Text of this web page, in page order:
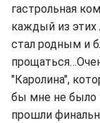
гастрольная
каждый из
стал родным и
"Каролина",
бы мне не было
прошли